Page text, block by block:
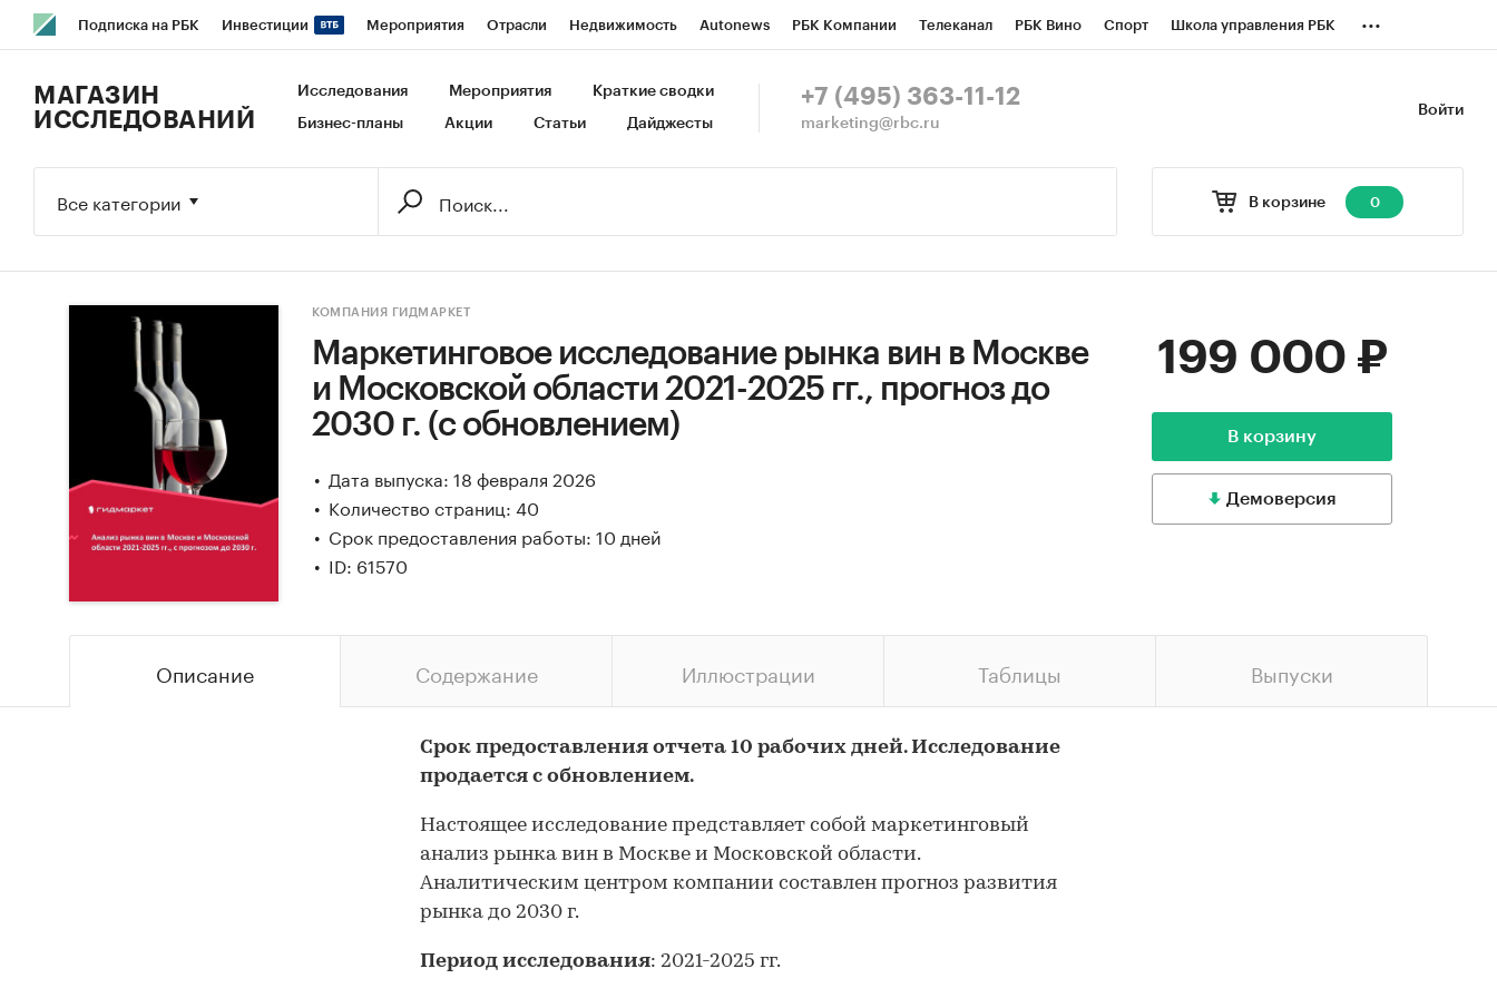
Подписка на РБК Инвестиции Мероприятия Отрасли Недвижимость Autonews РБК Компании Телеканал РБК Вино Спорт Школа управления РБК
Исследования Кредитные рейтинги Франшизы Газета Спецпроекты СПб Конференции СПб Спецпроекты
...
Войти
МАГАЗИН
ИССЛЕДОВАНИЙ
Исследования Мероприятия Краткие сводки
Бизнес-планы Акции Статьи Дайджесты
+7 (495) 363-11-12
marketing@rbc.ru
В корзине 0
Все категории
КОМПАНИЯ ГИДМАРКЕТ
Маркетинговое исследование рынка вин в Москве
и Московской области 2021-2025 гг., прогноз до
2030 г. (с обновлением)
Дата выпуска: 18 февраля 2026
Количество страниц: 40
Срок предоставления работы: 10 дней
ID: 61570
199 000 ₽
В корзину
Демоверсия
Описание Содержание Иллюстрации Таблицы Выпуски
Срок предоставления отчета 10 рабочих дней. Исследование
продается с обновлением.
Настоящее исследование представляет собой маркетинговый
анализ рынка вин в Москве и Московской области.
Аналитическим центром компании составлен прогноз развития
рынка до 2030 г.
Период исследования: 2021-2025 гг.